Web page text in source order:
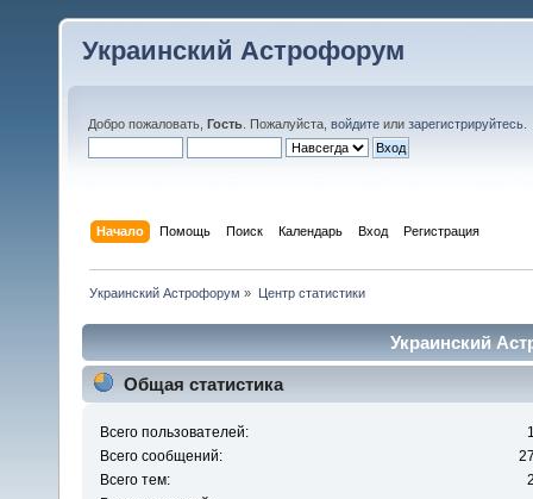
Украинский Астрофорум
Добро пожаловать, Гость . Пожалуйста, войдите или зарегистрируйтесь
Начало Помощь Поиск Календарь Вход Регистрация
Украинский Астрофорум » Центр статистики
Украинский
Общая статистика
Всего пользователей:
Всего сообщений:
Всего тем: